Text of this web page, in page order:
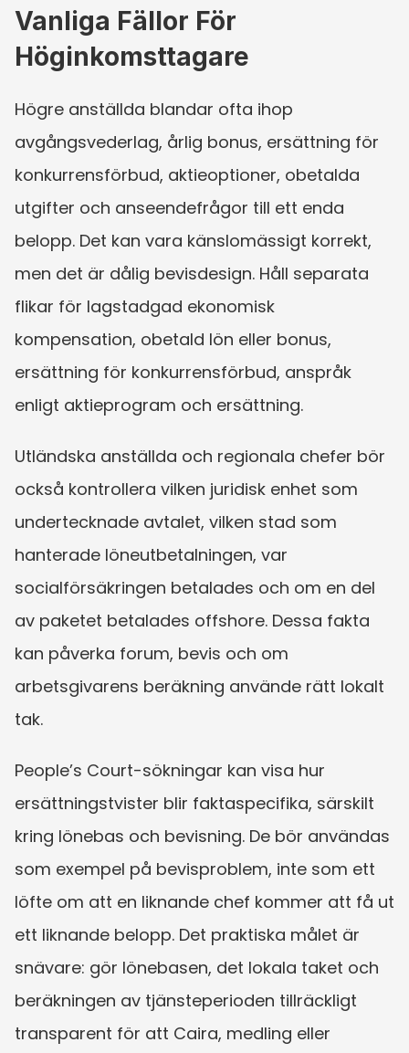
Vanliga Fällor För
Höginkomsttagare
Högre anställda blandar ofta ihop
avgångsvederlag, årlig bonus, ersättning för
konkurrensförbud, aktieoptioner, obetalda
utgifter och anseendefrågor till ett enda
belopp. Det kan vara känslomässigt korrekt,
men det är dålig bevisdesign. Håll separata
flikar för lagstadgad ekonomisk
kompensation, obetald lön eller bonus,
ersättning för konkurrensförbud, anspråk
enligt aktieprogram och ersättning.
Utländska anställda och regionala chefer bör
också kontrollera vilken juridisk enhet som
undertecknade avtalet, vilken stad som
hanterade löneutbetalningen, var
socialförsäkringen betalades och om en del
av paketet betalades offshore. Dessa fakta
kan påverka forum, bevis och om
arbetsgivarens beräkning använde rätt lokalt
tak.
People’s Court-sökningar kan visa hur
ersättningstvister blir faktaspecifika, särskilt
kring lönebas och bevisning. De bör användas
som exempel på bevisproblem, inte som ett
löfte om att en liknande chef kommer att få ut
ett liknande belopp. Det praktiska målet är
snävare: gör lönebasen, det lokala taket och
beräkningen av tjänsteperioden tillräckligt
transparent för att Caira, medling eller